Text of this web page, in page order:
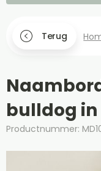
Terug
bulldog
Productnummer: